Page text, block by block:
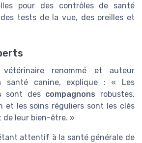
pour des contrôles de santé
tests de la vue, des oreilles et
renommé et auteur
santé canine, explique : « Les
sont des compagnons robustes,
et les soins réguliers sont les clés
de leur bien-être. »
attentif à la santé générale de